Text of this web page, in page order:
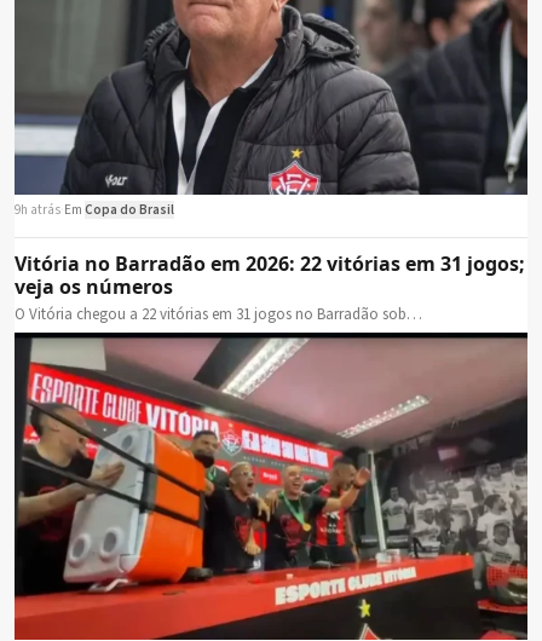
9h atrás Em Copa do Brasil
Vitória no Barradão em 2026: 22 vitórias em 31 jogos;
veja os números
O Vitória chegou a 22 vitórias em 31 jogos no Barradão sob…